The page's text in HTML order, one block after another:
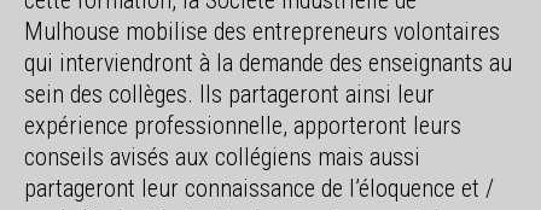
Mulhouse mobilise des entrepreneurs volontaires
qui interviendront à la demande des enseignants au
sein des collèges. Ils partageront ainsi leur
expérience professionnelle, apporteront leurs
conseils avisés aux collégiens mais aussi
partageront leur connaissance de l’éloquence et /